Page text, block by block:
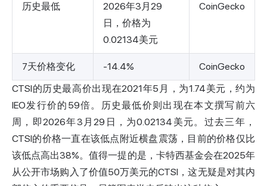
历史最低
2026年3月29
日，价格为
0.02134美元
CoinGecko
7天价格变化 -14.4%
CoinGecko
CTSI的历史最高价出现在2021年5月，为1.74美元，约为
IEO发行价的59倍。历史最低价则出现在本文撰写前六
周，即2026年3月29日，为0.02134美元。过去三年，
CTSI的价格一直在该低点附近横盘震荡，目前的价格仅比
该低点高出38%。值得一提的是，卡特西基金会在2025年
从公开市场购入了价值50万美元的CTSI，这无疑是对其内